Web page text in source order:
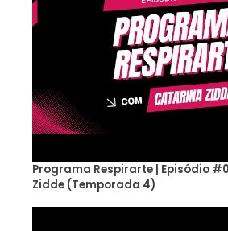
Programa Respirarte | Episódio
Zidde (Temporada 4)